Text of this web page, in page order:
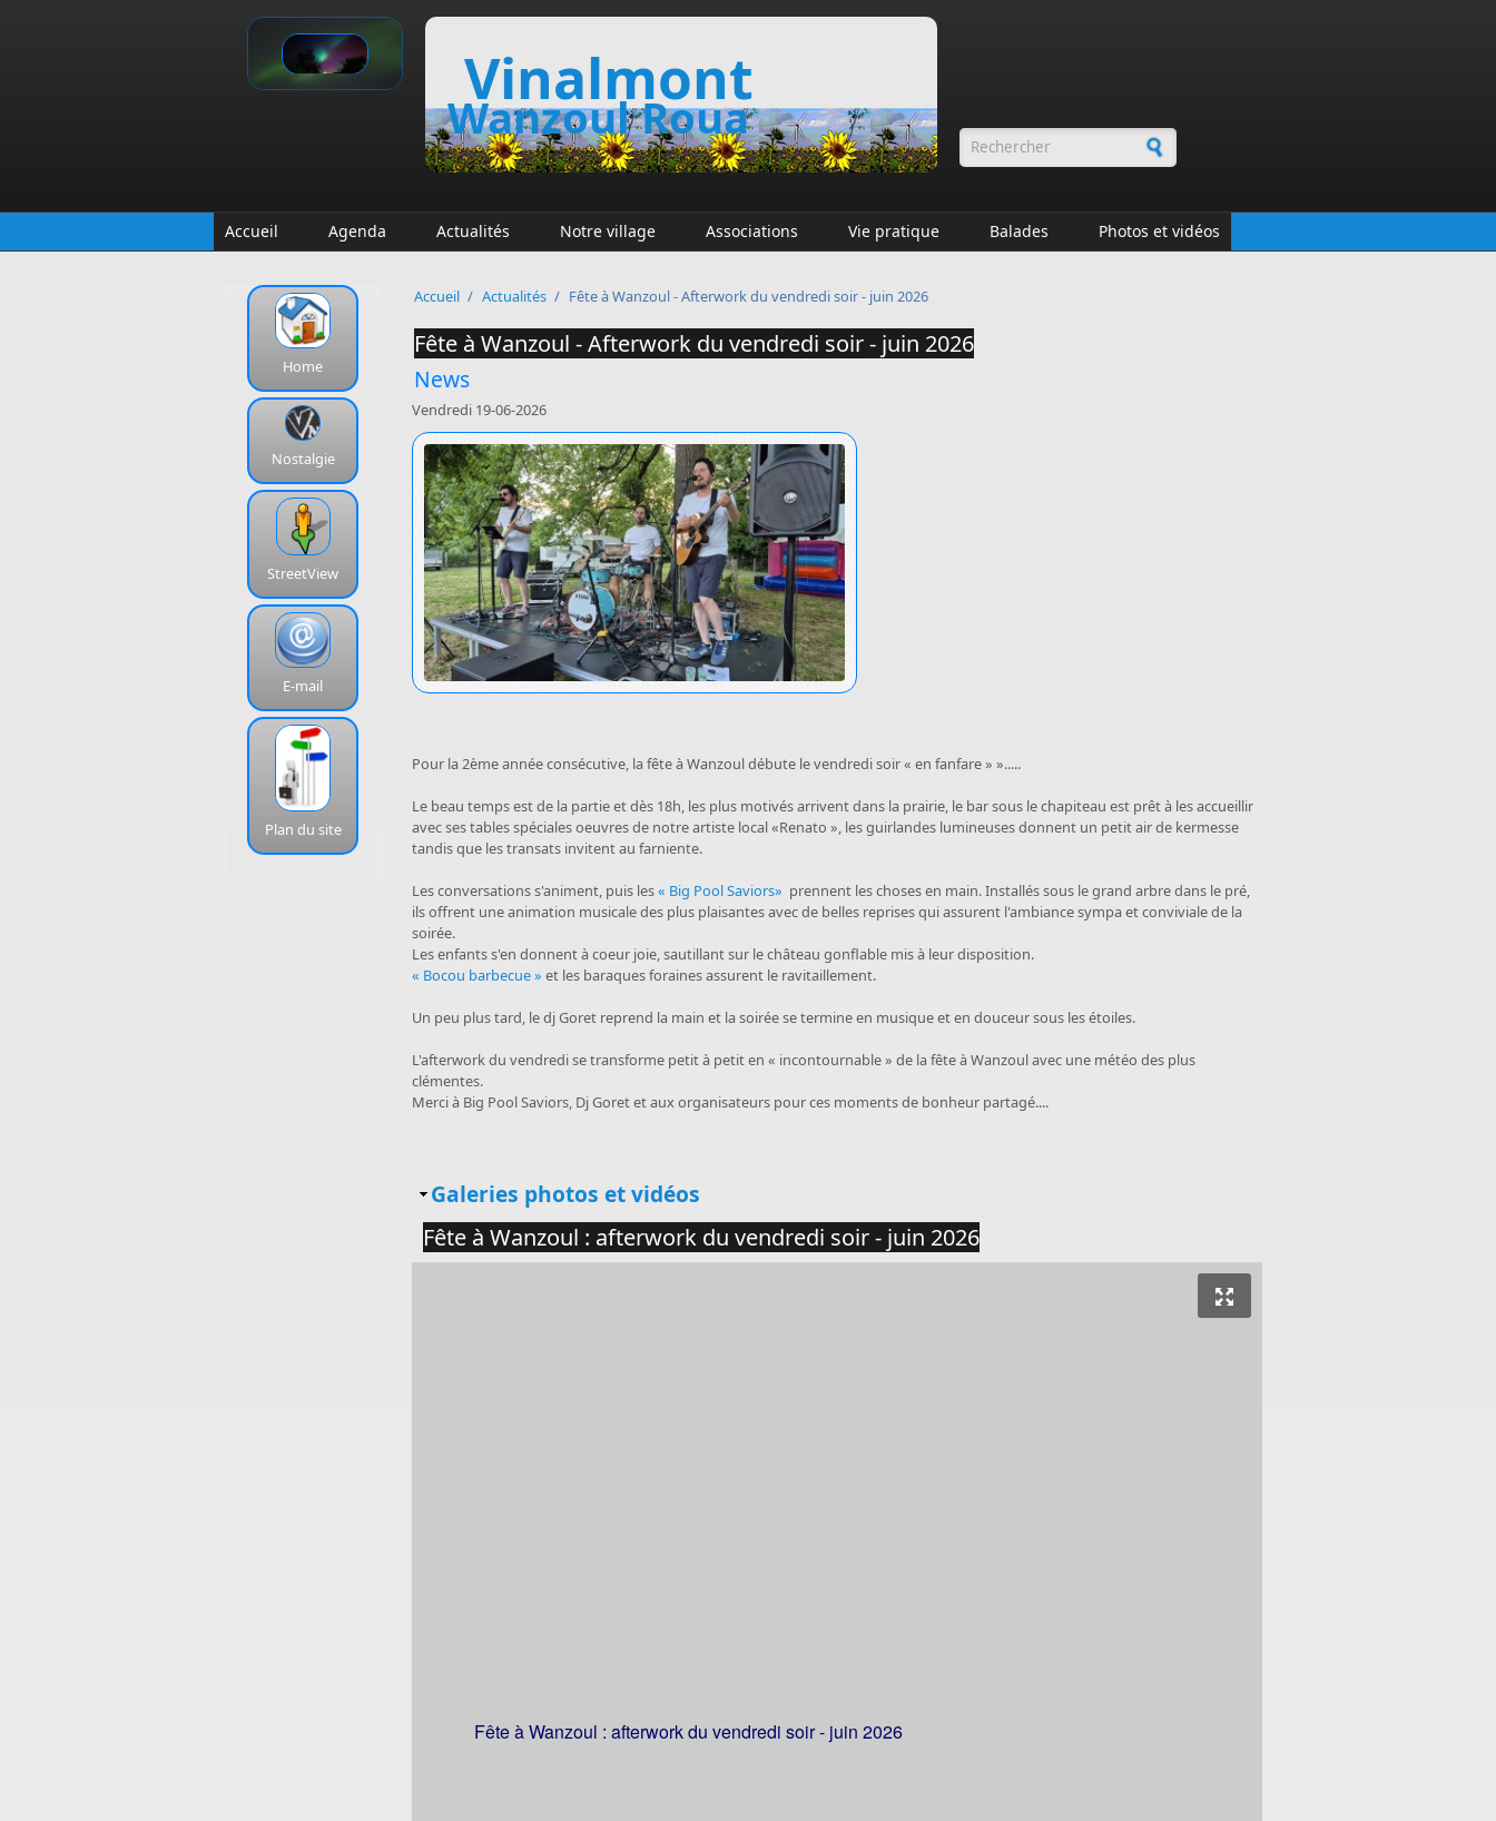
Vinalmont
Wanzoul Roua
Formulaire de recherche
Accueil Agenda Actualités Notre village Associations Vie pratique Balades Photos et vidéos
Home
Nostalgie
StreetView
E-mail
Plan du site
Accueil / Actualités / Fête à Wanzoul - Afterwork du vendredi soir - juin 2026
Fête à Wanzoul - Afterwork du vendredi soir - juin 2026
News
Vendredi 19-06-2026
Pour la 2ème année consécutive, la fête à Wanzoul débute le vendredi soir « en fanfare » ».....
Le beau temps est de la partie et dès 18h, les plus motivés arrivent dans la prairie, le bar sous le chapiteau est prêt à les accueillir
avec ses tables spéciales oeuvres de notre artiste local «Renato », les guirlandes lumineuses donnent un petit air de kermesse
tandis que les transats invitent au farniente.
Les conversations s'animent, puis les« Big Pool Saviors» prennent les choses en main. Installés sous le grand arbre dans le pré,
ils offrent une animation musicale des plus plaisantes avec de belles reprises qui assurent l'ambiance sympa et conviviale de la
soirée.
Les enfants s'en donnent à coeur joie, sautillant sur le château gonflable mis à leur disposition.
« Bocou barbecue » et les baraques foraines assurent le ravitaillement.
Un peu plus tard, le dj Goret reprend la main et la soirée se termine en musique et en douceur sous les étoiles.
L'afterwork du vendredi se transforme petit à petit en « incontournable » de la fête à Wanzoul avec une météo des plus
clémentes.
Merci à Big Pool Saviors, Dj Goret et aux organisateurs pour ces moments de bonheur partagé....
Masquer
Galeries photos et vidéos
Fête à Wanzoul : afterwork du vendredi soir - juin 2026